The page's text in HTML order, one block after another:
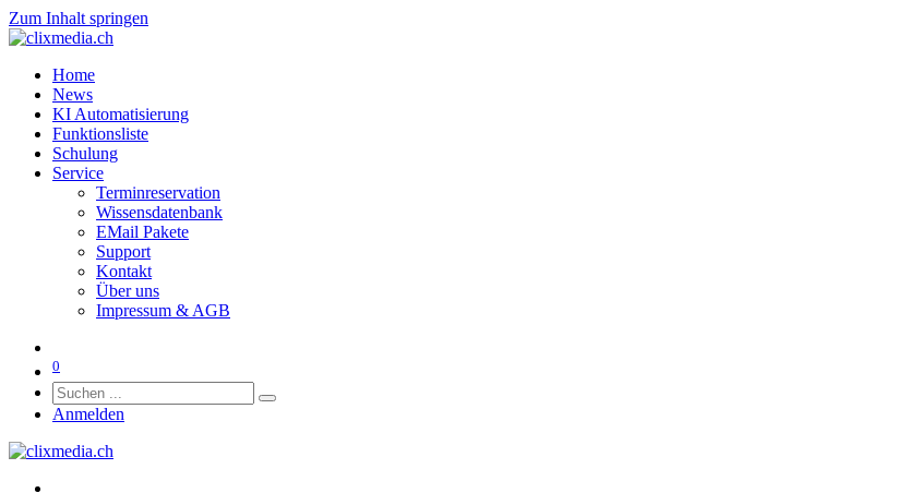
Zum Inhalt springen
Home
News
KI Automatisierung
Funktionsliste
Schulung
Service
Terminreservation
Wissensdatenbank
EMail Pakete
Support
Kontakt
Über uns
Impressum & AGB
0
Anmelden